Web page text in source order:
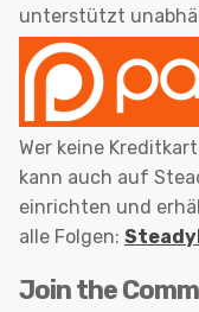
unterstützt
Wer keine
kann auch auf
einrichten und
alle Folgen:
Join the